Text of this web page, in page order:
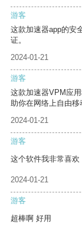
游客
这款加速器app的安
证。
2024-01-21
游客
这款加速器VPM应
助你在网络上自由移
2024-01-21
游客
这个软件我非常喜欢
2024-01-21
游客
超棒啊 好用